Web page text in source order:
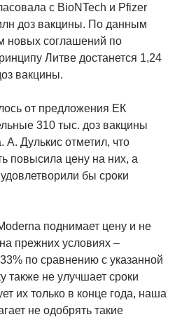
с BioNTech и Pfizer
доз вакцины. По данным
новых соглашений по
Литве достанется 1,24
вакцины.
от предложения ЕК
310 тыс. доз вакцины
А. Дулькис отметил, что
повысила цену на них, а
бы сроки
поднимает цену и не
прежних условиях –
по сравнению с указанной
также не улучшает сроки
их только в конце года, наша
не одобрять такие